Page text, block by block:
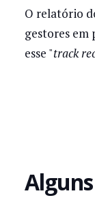
O relatório
gestores em
esse "track